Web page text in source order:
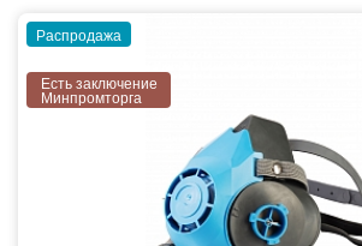
Распродажа
Есть заключение
Минпромторга